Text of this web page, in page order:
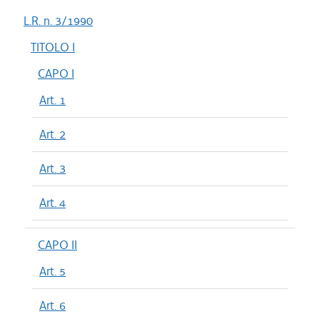
L.R. n. 3/1990
TITOLO I
CAPO I
Art. 1
Art. 2
Art. 3
Art. 4
CAPO II
Art. 5
Art. 6